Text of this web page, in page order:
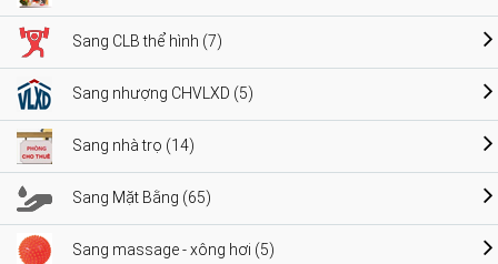
Sang CLB thể hình (7)
Sang nhượng CHVLXD (5)
Sang nhà trọ (14)
Sang Mặt Bằng (65)
Sang massage - xông hơi (5)